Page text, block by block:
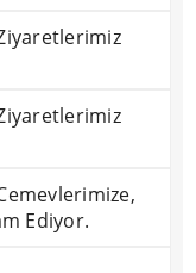
Ediyor.